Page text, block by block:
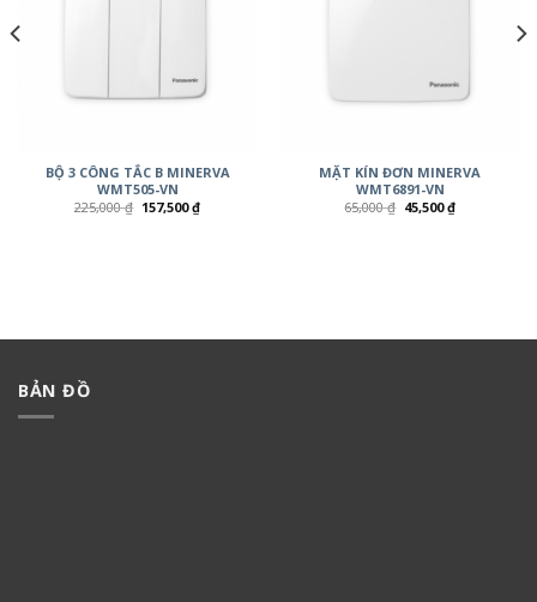
BỘ 3 CÔNG TẮC B MINERVA
WMT505-VN
225,000₫ 157,500₫
MẶT KÍN ĐƠN MINERVA
WMT6891-VN
65,000₫ 45,500₫
BẢN ĐỒ